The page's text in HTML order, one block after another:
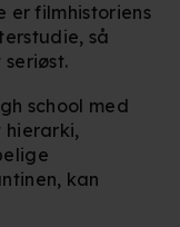
er filmhistoriens
så
school med
kan